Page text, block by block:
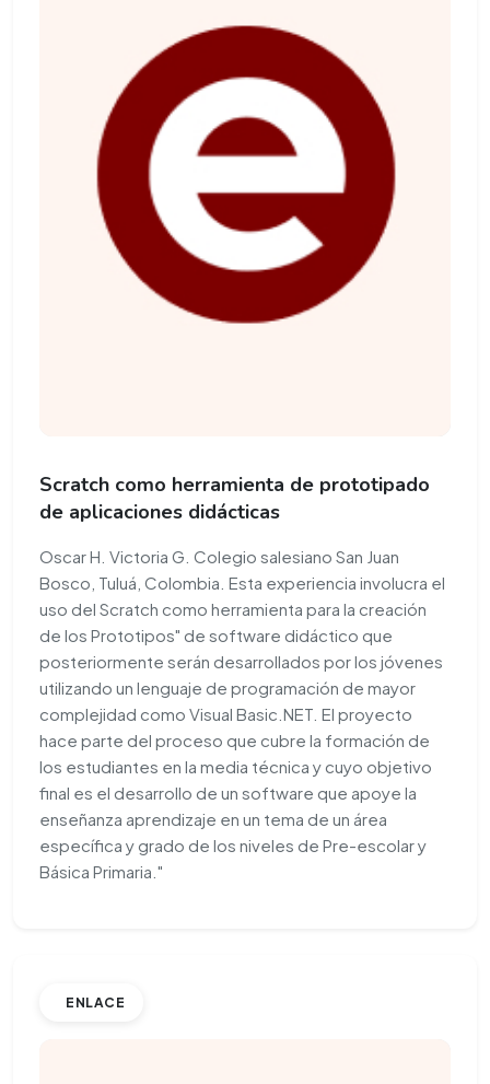
Scratch como herramienta de prototipado
de aplicaciones didácticas
Oscar H. Victoria G. Colegio salesiano San Juan
Bosco, Tuluá, Colombia. Esta experiencia involucra el
uso del Scratch como herramienta para la creación
de los Prototipos" de software didáctico que
posteriormente serán desarrollados por los jóvenes
utilizando un lenguaje de programación de mayor
complejidad como Visual Basic.NET. El proyecto
hace parte del proceso que cubre la formación de
los estudiantes en la media técnica y cuyo objetivo
final es el desarrollo de un software que apoye la
enseñanza aprendizaje en un tema de un área
específica y grado de los niveles de Pre-escolar y
Básica Primaria."
ENLACE